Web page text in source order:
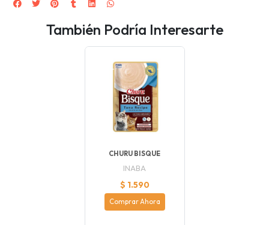
También Podría Interesarte
CHURU BISQUE
INABA
$ 1.590
Comprar Ahora